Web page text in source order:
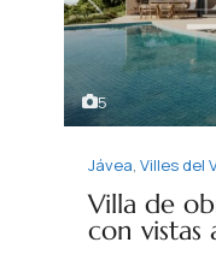
5
Previous
Jávea, Villes del
Villa de
con vistas